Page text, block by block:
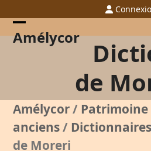
to
contentAmélycor
Open
Close
de
Amélycor/ Patrimoine
anciens/ Dictionnaires
de Moreri